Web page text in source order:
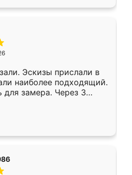
Эскизы прислали в
наиболее подходящий.
для замера. Через 3
уже готова. Остались
Спасибо Ренессанс
работу!